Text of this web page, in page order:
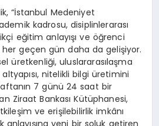
“İstanbul Medeniyet
kadrosu, disiplinlerarası
eğitim anlayışı ve öğrenci
her geçen gün daha da gelişiyor.
üretkenliği, uluslararasılaşma
nitelikli bilgi üretimini
7 günü 24 saat bir
Ziraat Bankası Kütüphanesi,
ve erişilebilirlik imkânı